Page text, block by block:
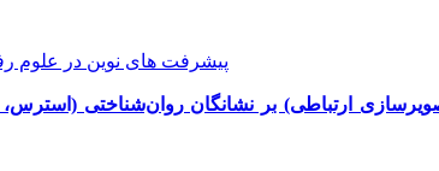
پیشرفت های نوین در علوم رفتاری 2021,
ارتباطی) بر نشانگان روان‌شناختی